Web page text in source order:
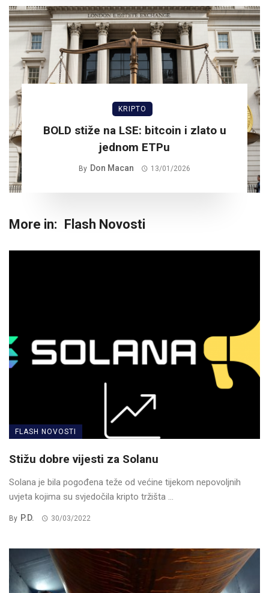
KRIPTO
BOLD stiže na LSE: bitcoin i zlato u
jednom ETPu
By Don Macan 13/01/2026
More in: Flash Novosti
FLASH NOVOSTI
Stižu dobre vijesti za Solanu
Solana je bila pogođena teže od većine tijekom nepovoljnih
uvjeta kojima su svjedočila kripto tržišta ...
By P.D. 30/03/2022